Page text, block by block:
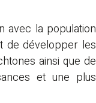
avec la population
de développer les
ainsi que de
et une plus